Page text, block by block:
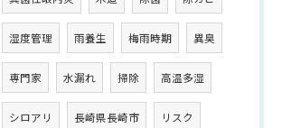
湿度管理 雨養生 梅雨時期 異臭
専門家 水漏れ 掃除 高温多湿
シロアリ 長崎県長崎市 リスク